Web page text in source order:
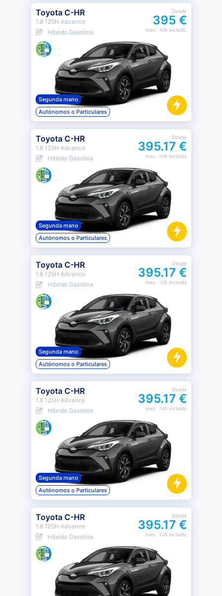
Toyota C-HR
1.8 125H Advance
Híbrido Gasolina
Desde
395 €
mes· IVA incluido
Segunda mano
Autónomos o Particulares
Toyota C-HR
1.8 125H Advance
Híbrido Gasolina
Desde
395.17 €
mes· IVA incluido
Segunda mano
Autónomos o Particulares
Toyota C-HR
1.8 125H Advance
Híbrido Gasolina
Desde
395.17 €
mes· IVA incluido
Segunda mano
Autónomos o Particulares
Toyota C-HR
1.8 125H Advance
Híbrido Gasolina
Desde
395.17 €
mes· IVA incluido
Segunda mano
Autónomos o Particulares
Toyota C-HR
1.8 125H Advance
Híbrido Gasolina
Desde
395.17 €
mes· IVA incluido